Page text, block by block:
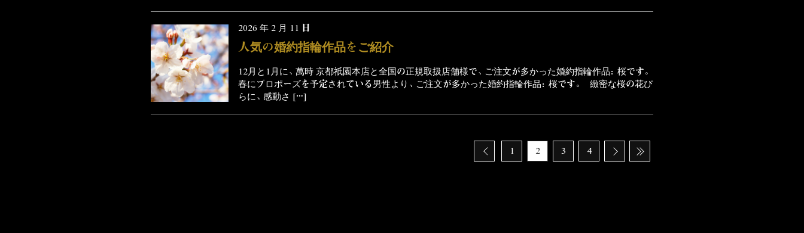
2026 年 2 月 11 日
人気の婚約指輪作品をご紹介
12月と1月に、萬時 京都祇園本店と全国の正規取扱店舗様で、ご注文が多かった婚約指輪作品：桜です。
春にプロポーズを予定されている男性より、ご注文が多かった婚約指輪作品：桜です。 緻密な桜の花び
らに、感動さ […]
1 2 3 4